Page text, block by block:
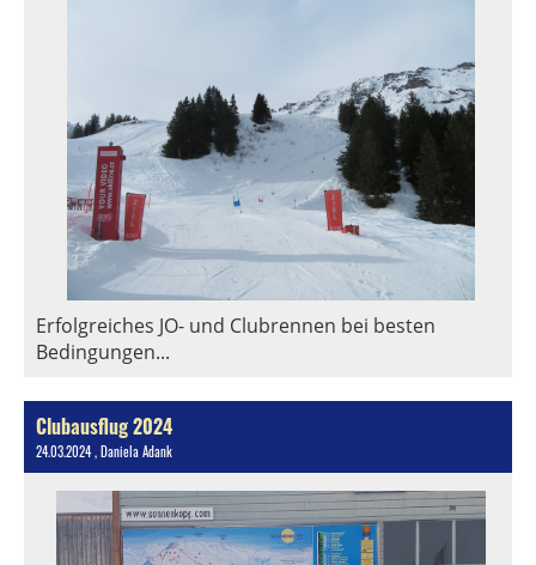
Erfolgreiches JO- und Clubrennen bei besten
Bedingungen...
Clubausflug 2024
24.03.2024, Daniela Adank